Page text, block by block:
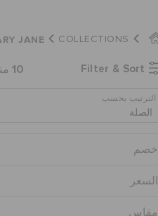
COLLECTIONS
JANE
Filter & Sort
10
الترتيب بحسب
خصم
السعر
مقاس